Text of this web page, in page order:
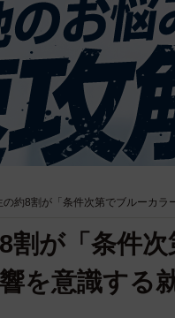
の約8割が「条件次第でブルーカ
割が「条件
を意識する